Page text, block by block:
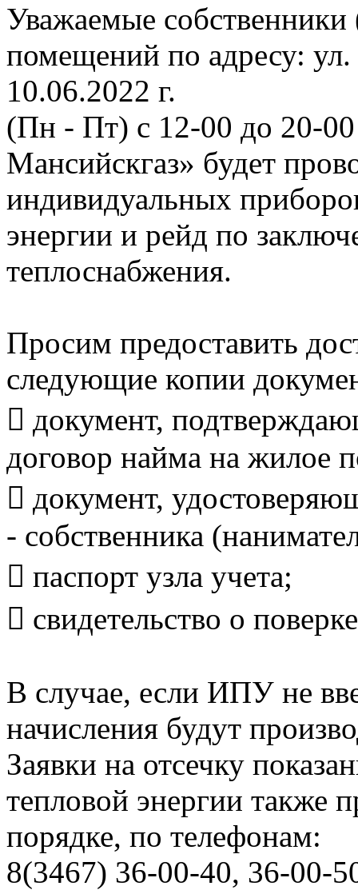
Уважаемые
помещений по адресу:
10.06.2022 г.
(Пн - Пт) с 12-00 до 20-
Мансийскгаз» будет
индивидуальных
энергии и рейд по
теплоснабжения.
Просим предоставить
следующие копии
 документ,
договор найма на жилое
 документ,
- собственника
 паспорт узла учета;
 свидетельство о
В случае, если ИПУ не
начисления будут
Заявки на отсечку
тепловой энергии также
порядке, по телефонам:
8(3467) 36-00-40, 36-00-